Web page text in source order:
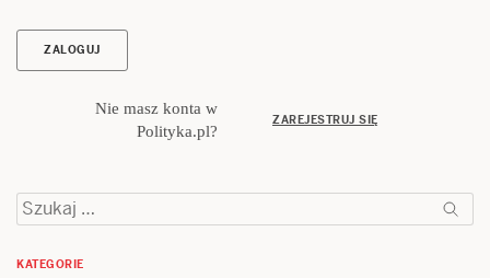
Nie masz konta w
Polityka.pl?
ZAREJESTRUJ SIĘ
Szukaj:
KATEGORIE